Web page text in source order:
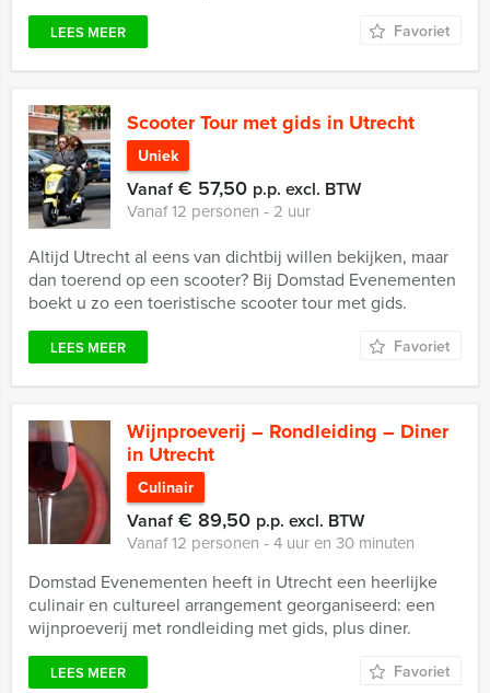
LEES MEER Favoriet
Scooter Tour met gids in Utrecht
Uniek
Vanaf€ 57,50 p.p. excl. BTW
Vanaf 12 personen ‐ 2 uur
Altijd Utrecht al eens van dichtbij willen bekijken, maar
dan toerend op een scooter? Bij Domstad Evenementen
boekt u zo een toeristische scooter tour met gids.
LEES MEER Favoriet
Wijnproeverij – Rondleiding – Diner
in Utrecht
Culinair
Vanaf€ 89,50 p.p. excl. BTW
Vanaf 12 personen ‐ 4 uur en 30 minuten
Domstad Evenementen heeft in Utrecht een heerlijke
culinair en cultureel arrangement georganiseerd: een
wijnproeverij met rondleiding met gids, plus diner.
LEES MEER Favoriet